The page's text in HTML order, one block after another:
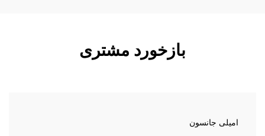
بازخورد مشتری
امیلی جانسون